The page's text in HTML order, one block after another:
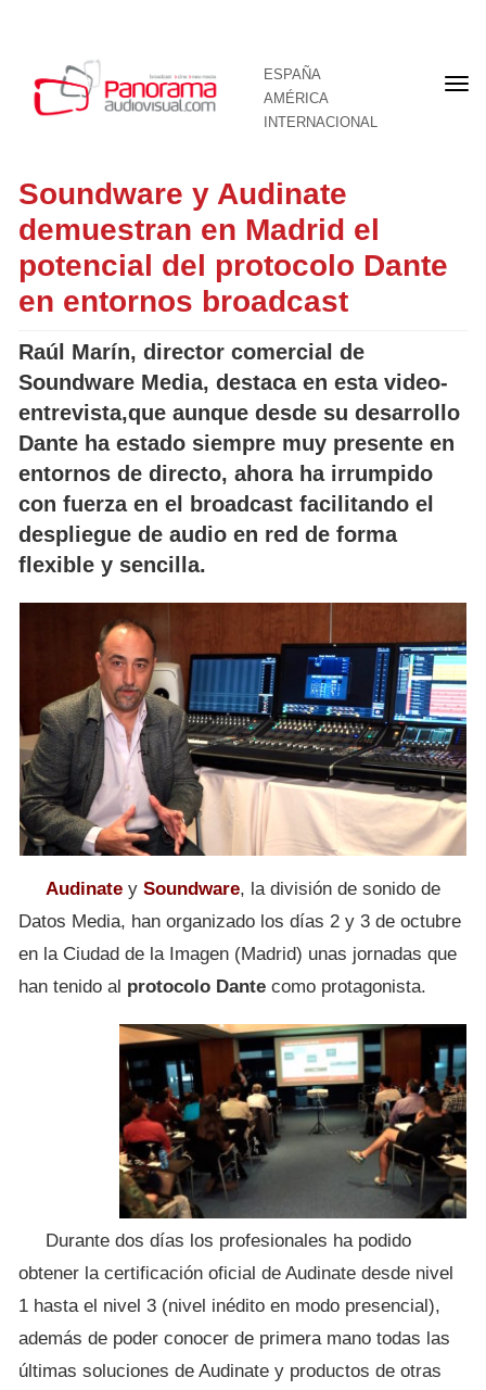
ESPAÑA
AMÉRICA
INTERNACIONAL
Soundware y Audinate
demuestran en Madrid el
potencial del protocolo Dante
en entornos broadcast
Raúl Marín, director comercial de
Soundware Media, destaca en esta video-
entrevista,que aunque desde su desarrollo
Dante ha estado siempre muy presente en
entornos de directo, ahora ha irrumpido
con fuerza en el broadcast facilitando el
despliegue de audio en red de forma
flexible y sencilla.
Audinate y Soundware, la división de sonido de
Datos Media, han organizado los días 2 y 3 de octubre
en la Ciudad de la Imagen (Madrid) unas jornadas que
han tenido al protocolo Dante como protagonista.
Durante dos días los profesionales ha podido
obtener la certificación oficial de Audinate desde nivel
1 hasta el nivel 3 (nivel inédito en modo presencial),
además de poder conocer de primera mano todas las
últimas soluciones de Audinate y productos de otras